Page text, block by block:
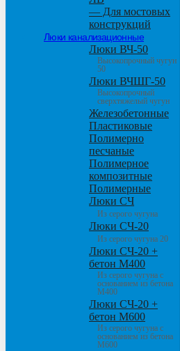
— Для мостовых
конструкций
Люки канализационные
Люки ВЧ-50
Высокопрочный чугун
50
Люки ВЧШГ-50
Высокопрочный
сверхтяжелый чугун
Железобетонные
Пластиковые
Полимерно
песчаные
Полимерное
композитные
Полимерные
Люки СЧ
Из серого чугуна
Люки СЧ-20
Из серого чугуна 20
Люки СЧ-20 +
бетон М400
Из серого чугуна с
основанием из бетона
М400
Люки СЧ-20 +
бетон М600
Из серого чугуна с
основанием из бетона
М600